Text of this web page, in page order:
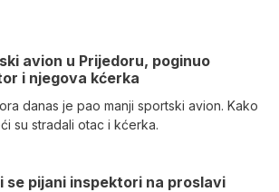
avion u Prijedoru, poginuo
i njegova kćerka
danas je pao manji sportski avion. Kako
su stradali otac i kćerka.
se pijani inspektori na proslavi